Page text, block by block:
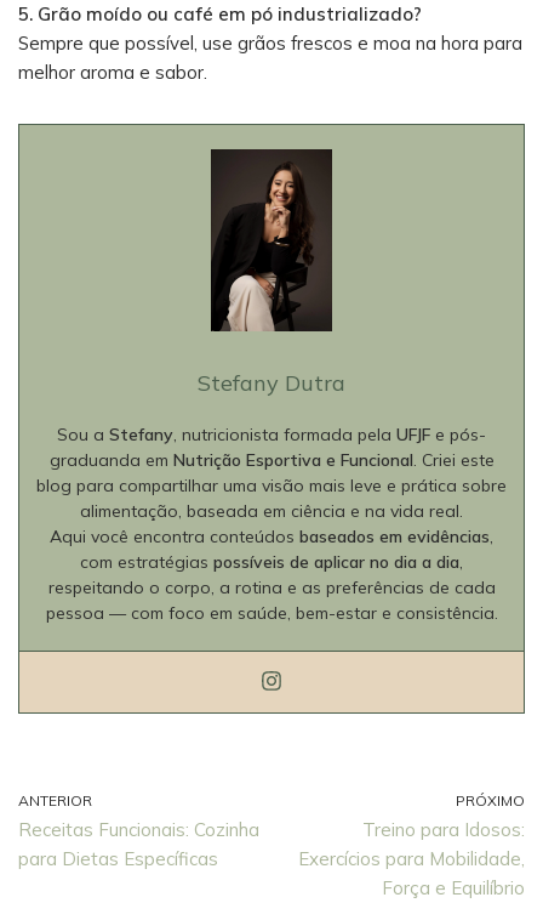
5. Grão moído ou café em pó industrializado?
Sempre que possível, use grãos frescos e moa na hora para
melhor aroma e sabor.
Stefany Dutra
Sou a Stefany, nutricionista formada pela UFJF e pós-
graduanda em Nutrição Esportiva e Funcional. Criei este
blog para compartilhar uma visão mais leve e prática sobre
alimentação, baseada em ciência e na vida real.
Aqui você encontra conteúdos baseados em evidências,
com estratégias possíveis de aplicar no dia a dia,
respeitando o corpo, a rotina e as preferências de cada
pessoa — com foco em saúde, bem-estar e consistência.
ANTERIOR
Receitas Funcionais: Cozinha
para Dietas Específicas
PRÓXIMO
Treino para Idosos:
Exercícios para Mobilidade,
Força e Equilíbrio